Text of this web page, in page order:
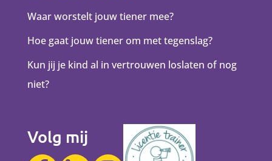
Waar worstelt jouw tiener mee?
Hoe gaat jouw tiener om met tegenslag?
Kun jij je kind al in vertrouwen loslaten of nog
niet?
Volg mij